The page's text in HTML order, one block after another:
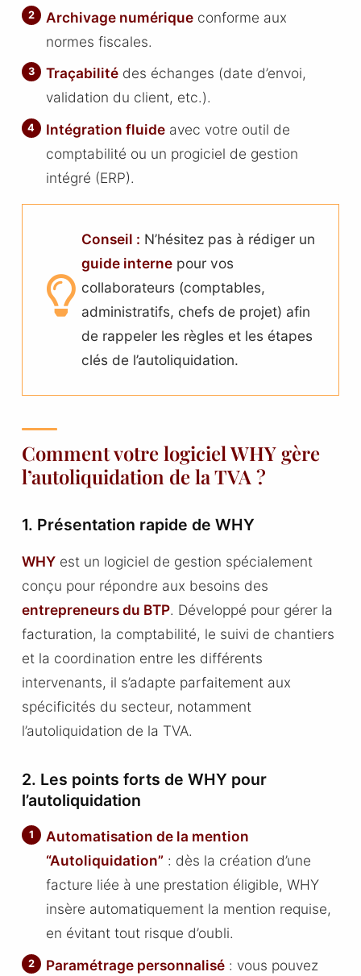
Archivage numérique conforme aux
normes fiscales.
Traçabilité des échanges (date d’envoi,
validation du client, etc.).
Intégration fluide avec votre outil de
comptabilité ou un progiciel de gestion
intégré (ERP).
Conseil : N’hésitez pas à rédiger un
guide interne pour vos
collaborateurs (comptables,
administratifs, chefs de projet) afin
de rappeler les règles et les étapes
clés de l’autoliquidation.
Comment votre logiciel WHY gère
l’autoliquidation de la TVA ?
1. Présentation rapide de WHY
WHYest un logiciel de gestion spécialement
conçu pour répondre aux besoins des
entrepreneurs du BTP. Développé pour gérer la
facturation, la comptabilité, le suivi de chantiers
et la coordination entre les différents
intervenants, il s’adapte parfaitement aux
spécificités du secteur, notamment
l’autoliquidation de la TVA.
2. Les points forts de WHY pour
l’autoliquidation
Automatisation de la mention
“Autoliquidation” : dès la création d’une
facture liée à une prestation éligible, WHY
insère automatiquement la mention requise,
en évitant tout risque d’oubli.
Paramétrage personnalisé : vous pouvez